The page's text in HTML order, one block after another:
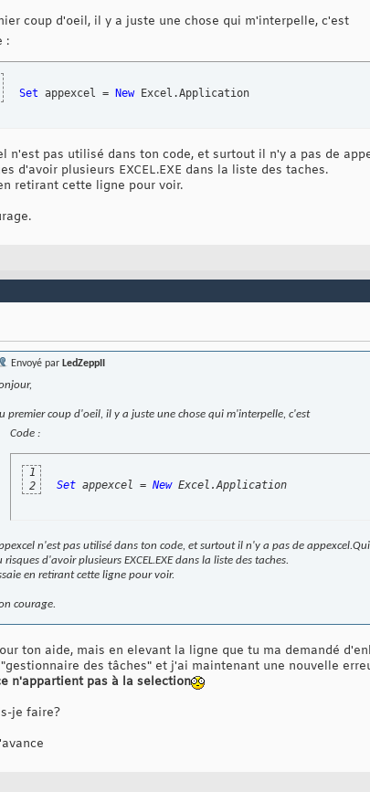
Set XlSheet = Nothing
' Sauve le fichier
Set
Xlapp = Nothing
' -> Excel n'est PAS encore ouvert.
If Err = 429 Then
Set Xlapp = CreateObject(
oups:
coup d'oeil, il y a juste une chose qui m'interpelle, c'est
:
Set appexcel = New Excel.Application
n'est pas utilisé dans ton code, et surtout il n'y a pas de
d'avoir plusieurs EXCEL.EXE dans la liste des taches.
retirant cette ligne pour voir.
Envoyé par LedZeppII
premier coup d'oeil, il y a juste une chose qui m'interpelle, c'est
Code :
1
2
Set appexcel = New Excel.Application
n'est pas utilisé dans ton code, et surtout il n'y a pas de
risques d'avoir plusieurs EXCEL.EXE dans la liste des taches.
en retirant cette ligne pour voir.
courage.
ton aide, mais en elevant la ligne que tu ma demandé
des tâches" et j'ai maintenant une nouvelle
n'appartient pas à la selection
je faire?